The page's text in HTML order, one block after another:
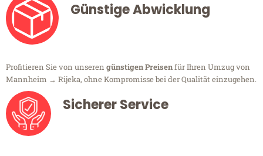
Günstige Abwicklung
Profitieren Sie von unseren günstigen Preisenfür Ihren Umzug von
Mannheim → Rijeka, ohne Kompromisse bei der Qualität einzugehen.
Sicherer Service